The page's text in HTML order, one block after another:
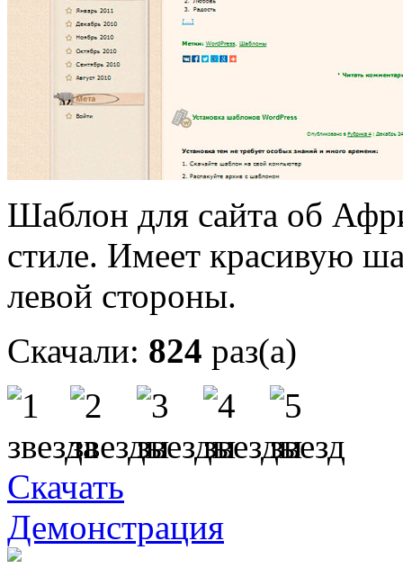
Шаблон для сайта об
стиле. Имеет красивую
левой стороны.
Скачали: 824 раз(а)
Скачать
Демонстрация